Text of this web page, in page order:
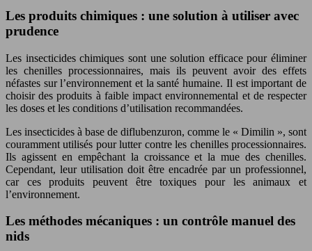
Les produits chimiques : une solution à utiliser avec
prudence
Les insecticides chimiques sont une solution efficace pour éliminer
les chenilles processionnaires, mais ils peuvent avoir des effets
néfastes sur l’environnement et la santé humaine. Il est important de
choisir des produits à faible impact environnemental et de respecter
les doses et les conditions d’utilisation recommandées.
Les insecticides à base de diflubenzuron, comme le « Dimilin », sont
couramment utilisés pour lutter contre les chenilles processionnaires.
Ils agissent en empêchant la croissance et la mue des chenilles.
Cependant, leur utilisation doit être encadrée par un professionnel,
car ces produits peuvent être toxiques pour les animaux et
l’environnement.
Les méthodes mécaniques : un contrôle manuel des
nids